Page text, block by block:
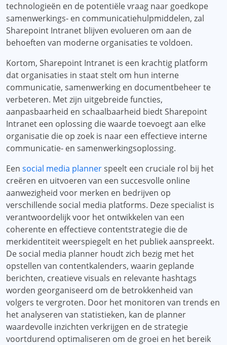
technologieën en de potentiële vraag naar goedkope
samenwerkings- en communicatiehulpmiddelen, zal
Sharepoint Intranet blijven evolueren om aan de
behoeften van moderne organisaties te voldoen.
Kortom, Sharepoint Intranet is een krachtig platform
dat organisaties in staat stelt om hun interne
communicatie, samenwerking en documentbeheer te
verbeteren. Met zijn uitgebreide functies,
aanpasbaarheid en schaalbaarheid biedt Sharepoint
Intranet een oplossing die waarde toevoegt aan elke
organisatie die op zoek is naar een effectieve interne
communicatie- en samenwerkingsoplossing.
Een social media plannerspeelt een cruciale rol bij het
creëren en uitvoeren van een succesvolle online
aanwezigheid voor merken en bedrijven op
verschillende social media platforms. Deze specialist is
verantwoordelijk voor het ontwikkelen van een
coherente en effectieve contentstrategie die de
merkidentiteit weerspiegelt en het publiek aanspreekt.
De social media planner houdt zich bezig met het
opstellen van contentkalenders, waarin geplande
berichten, creatieve visuals en relevante hashtags
worden georganiseerd om de betrokkenheid van
volgers te vergroten. Door het monitoren van trends en
het analyseren van statistieken, kan de planner
waardevolle inzichten verkrijgen en de strategie
voortdurend optimaliseren om de groei en het bereik